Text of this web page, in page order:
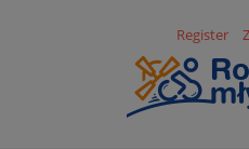
Register